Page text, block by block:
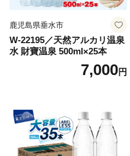
鹿児島県垂水市
W-22195／天然アルカリ温泉
水 財寶温泉 500ml×25本
7,000円